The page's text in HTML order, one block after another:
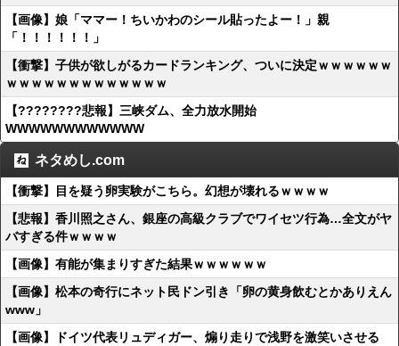
【画像】娘「ママー！ちいかわのシール貼ったよー！」親
「！！！！！！」
【衝撃】子供が欲しがるカードランキング、ついに決定ｗｗｗｗｗｗ
ｗｗｗｗｗｗｗｗｗｗｗｗｗ
【????????悲報】三峡ダム、全力放水開始
WWWWWWWWWWWW
ネタめし.com
【衝撃】目を疑う卵実験がこちら。幻想が壊れるｗｗｗｗ
【悲報】香川照之さん、銀座の高級クラブでワイセツ行為…全文がヤ
バすぎる件ｗｗｗｗ
【画像】有能が集まりすぎた結果ｗｗｗｗｗｗ
【画像】松本の奇行にネット民ドン引き「卵の黄身飲むとかありえん
www」
【画像】ドイツ代表リュディガー、煽り走りで浅野を激笑いさせる